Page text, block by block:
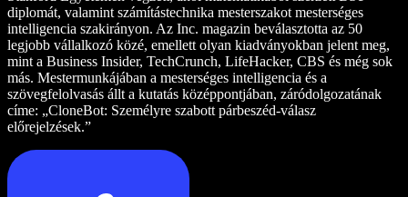
diplomát, valamint számítástechnika mesterszakot mesterséges
intelligencia szakirányon. Az Inc. magazin beválasztotta az 50
legjobb vállalkozó közé, emellett olyan kiadványokban jelent meg,
mint a Business Insider, TechCrunch, LifeHacker, CBS és még sok
más. Mestermunkájában a mesterséges intelligencia és a
szövegfelolvasás állt a kutatás középpontjában, záródolgozatának
címe: „CloneBot: Személyre szabott párbeszéd-válasz
előrejelzések.”